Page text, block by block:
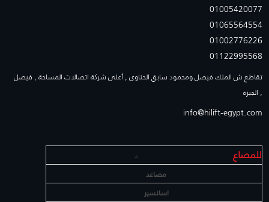
01005420077
01065564554
01002776226
01122995568
تقاطع ش الملك فيصل ومحمود سابق الحناوى , أعلى شركة اتصالات المساحة , فيصل
, الجيزة
info@hilift-egypt.com
للمصاع
د
مصاعد
اسانسير